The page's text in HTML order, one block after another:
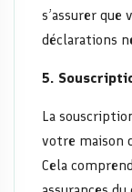
s’assurer
déclarations
5.
La
votre maison
Cela